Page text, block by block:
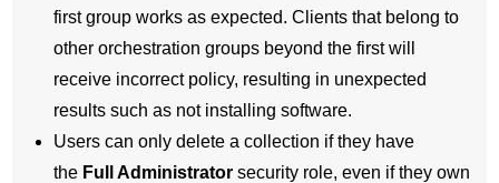
first group works as expected. Clients that belong to
other orchestration groups beyond the first will
receive incorrect policy, resulting in unexpected
results such as not installing software.
Users can only delete a collection if they have
the Full Administrator security role, even if they own